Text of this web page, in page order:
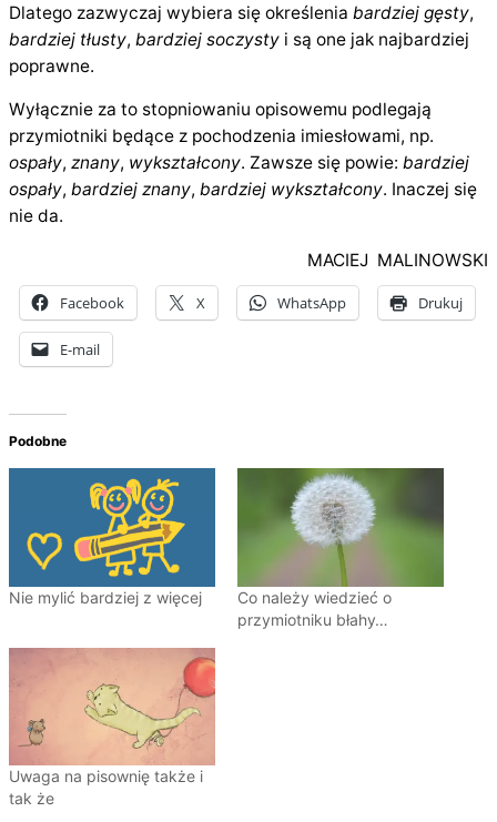
Dlatego zazwyczaj wybiera się określenia bardziej gęsty,
bardziej tłusty, bardziej soczysty i są one jak najbardziej
poprawne.
Wyłącznie za to stopniowaniu opisowemu podlegają
przymiotniki będące z pochodzenia imiesłowami, np.
ospały, znany, wykształcony. Zawsze się powie: bardziej
ospały, bardziej znany, bardziej wykształcony. Inaczej się
nie da.
MACIEJ MALINOWSKI
Facebook X WhatsApp Drukuj
E-mail
Podobne
Nie mylić bardziej z więcej
Co należy wiedzieć o
przymiotniku błahy…
Uwaga na pisownię także i
tak że